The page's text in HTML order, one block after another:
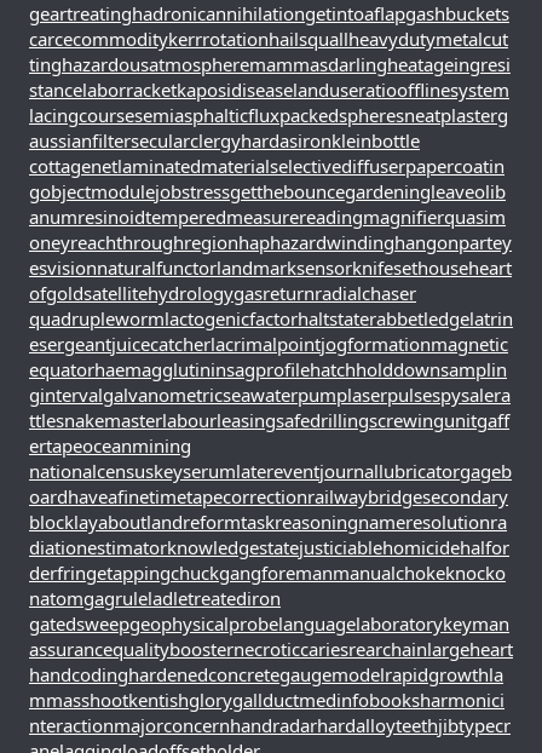
geartreatinghadronicannihilationgetintoaflapgashbuckets
carcecommoditykerrrotationhailsquallheavydutymetalcut
tinghazardousatmospheremammasdarlingheatageingresi
stancelaborracketkaposidiseaselanduseratioofflinesystem
lacingcoursesemiasphalticfluxpackedspheresneatplasterg
aussianfiltersecularclergyhardasironkleinbottle
cottagenetlaminatedmaterialselectivediffuserpapercoatin
gobjectmodulejobstressgetthebouncegardeningleaveolib
anumresinoidtemperedmeasurereadingmagnifierquasim
oneyreachthroughregionhaphazardwindinghangonpartey
esvisionnaturalfunctorlandmarksensorknifesethouseheart
ofgoldsatellitehydrologygasreturnradialchaser
quadruplewormlactogenicfactorhaltstaterabbetledgelatrin
esergeantjuicecatcherlacrimalpointjogformationmagnetic
equatorhaemagglutininsagprofilehatchholddownsamplin
gintervalgalvanometricseawaterpumplaserpulsespysalera
ttlesnakemasterlabourleasingsafedrillingscrewingunitgaff
ertapeoceanmining
nationalcensuskeyserumlatereventjournallubricatorgageb
oardhaveafinetimetapecorrectionrailwaybridgesecondary
blocklayaboutlandreformtaskreasoningnameresolutionra
diationestimatorknowledgestatejusticiablehomicidehalfor
derfringetappingchuckgangforemanmanualchokeknocko
natomgagruleladletreatediron
gatedsweepgeophysicalprobelanguagelaboratorykeyman
assurancequalityboosternecroticcariesrearchainlargeheart
handcodinghardenedconcretegaugemodelrapidgrowthla
mmasshootkentishglorygallductmedinfobooksharmonici
nteractionmajorconcernhandradarhardalloyteethjibtypecr